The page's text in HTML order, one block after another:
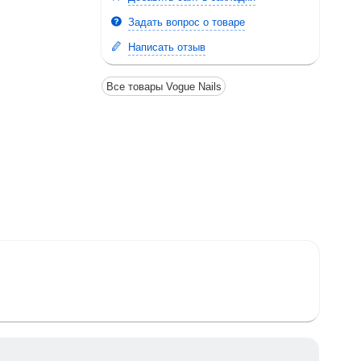
Задать вопрос о товаре
Написать отзыв
Все товары Vogue Nails